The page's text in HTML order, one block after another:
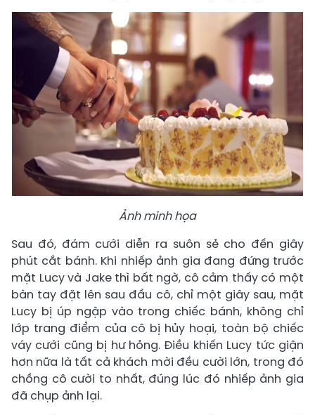
Ảnh minh họa
Sau đó, đám cưới diễn ra suôn sẻ cho đến giây
phút cắt bánh. Khi nhiếp ảnh gia đang đứng trước
mặt Lucy và Jake thì bất ngờ, cô cảm thấy có một
bàn tay đặt lên sau đầu cô, chỉ một giây sau, mặt
Lucy bị úp ngập vào trong chiếc bánh, không chỉ
lớp trang điểm của cô bị hủy hoại, toàn bộ chiếc
váy cưới cũng bị hư hỏng. Điều khiến Lucy tức giận
hơn nữa là tất cả khách mời đều cười lớn, trong đó
chồng cô cười to nhất, đúng lúc đó nhiếp ảnh gia
đã chụp ảnh lại.